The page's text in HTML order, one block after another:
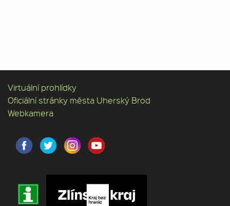
Virtuální prohlídky
Oficiální stránky města Uherský Brod
Webkamera